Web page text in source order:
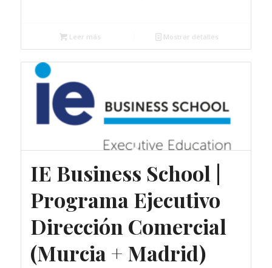
Leer más Mostrar detalles
IE Business School |
Programa Ejecutivo
Dirección Comercial
(Murcia + Madrid)